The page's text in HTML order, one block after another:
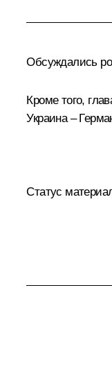
Обсуждались
Кроме того,
Украина –
Статус